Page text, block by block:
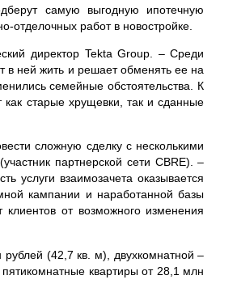
самую выгодную ипотечную
отделочных работ в новостройке.
директор Tekta Group. – Среди
в ней жить и решает обменять ее на
семейные обстоятельства. К
старые хрущевки, так и сданные
сложную сделку с несколькими
партнерской сети CBRE). –
услуги взаимозачета оказывается
кампании и наработанной базы
от возможного изменения
(42,7 кв. м), двухкомнатной –
квартиры от 28,1 млн